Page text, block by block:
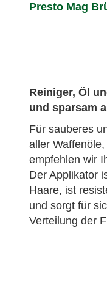
Presto Mag
Reiniger, Öl
und sparsam
Für sauberes
aller
empfehlen wir
Der Applikator
Haare, ist
und sorgt für
Verteilung der